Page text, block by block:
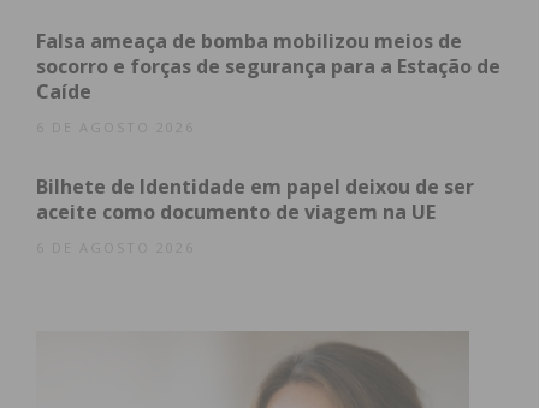
— composta por cinco séries de nove equipas cada
—, a formação de Rio Mau destacou-se pela
consistência e regularidade dentro da quadra.
realizada: 42 golos marcados e apenas 6 sofridos,
As únicas fraturas numa caminhada quase perfeita
aconteceram frente ao FC Porto e à ADS Santa
Isabel, duas derrotas tangenciais pela margem
Falsa ameaça de bomba mobilizou meios de
socorro e forças de segurança para a Estação de
Caíde
6 DE AGOSTO 2026
Bilhete de Identidade em papel deixou de ser
aceite como documento de viagem na UE
6 DE AGOSTO 2026